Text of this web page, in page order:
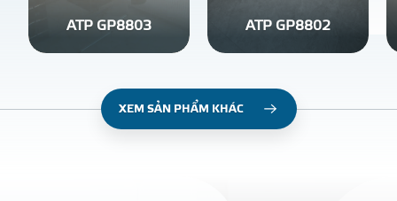
ATP GP8803 ATP GP8802
XEM SẢN PHẨM KHÁC